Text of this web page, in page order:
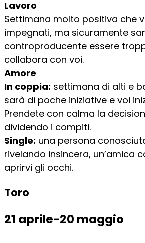
Lavoro
Settimana molto positiva che
impegnati, ma sicuramente
controproducente essere
collabora con voi.
Amore
In coppia: settimana di alti e
sarà di poche iniziative e voi
Prendete con calma la
dividendo i compiti.
Single: una persona
rivelando insincera, un’amica
aprirvi gli occhi.
Toro
21 aprile-20 maggio